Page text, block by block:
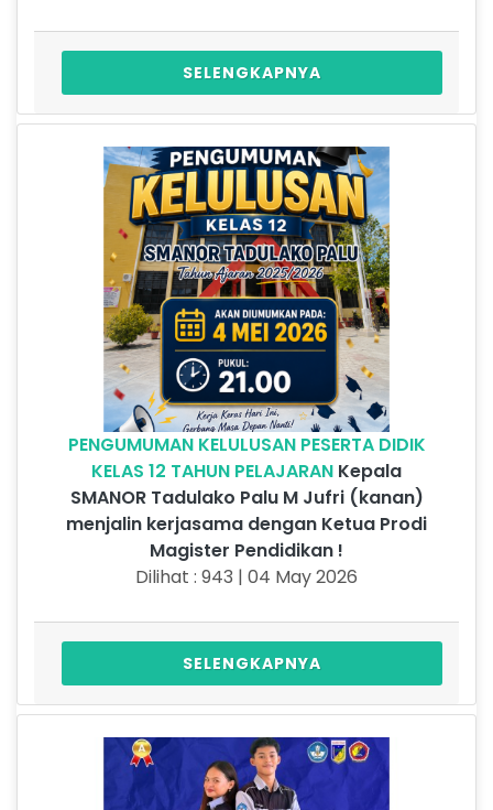
SELENGKAPNYA
PENGUMUMAN KELULUSAN PESERTA DIDIK
KELAS 12 TAHUN PELAJARAN Kepala
SMANOR Tadulako Palu M Jufri (kanan)
menjalin kerjasama dengan Ketua Prodi
Magister Pendidikan !
Dilihat : 943 | 04 May 2026
SELENGKAPNYA